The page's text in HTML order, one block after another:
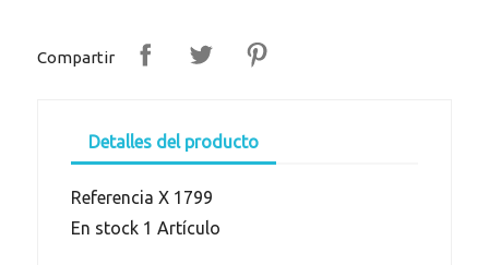
Compartir
Detalles del producto
Referencia X 1799
En stock 1 Artículo